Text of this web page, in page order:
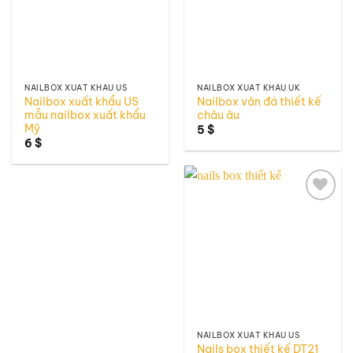
NAILBOX XUẤT KHẨU US
Nailbox xuất khẩu US
mẫu nailbox xuất khẩu
Mỹ
6$
NAILBOX XUẤT KHẨU UK
Nailbox vân đá thiết kế
châu âu
5$
NAILBOX XUẤT KHẨU US
Nails box thiết kế DT21